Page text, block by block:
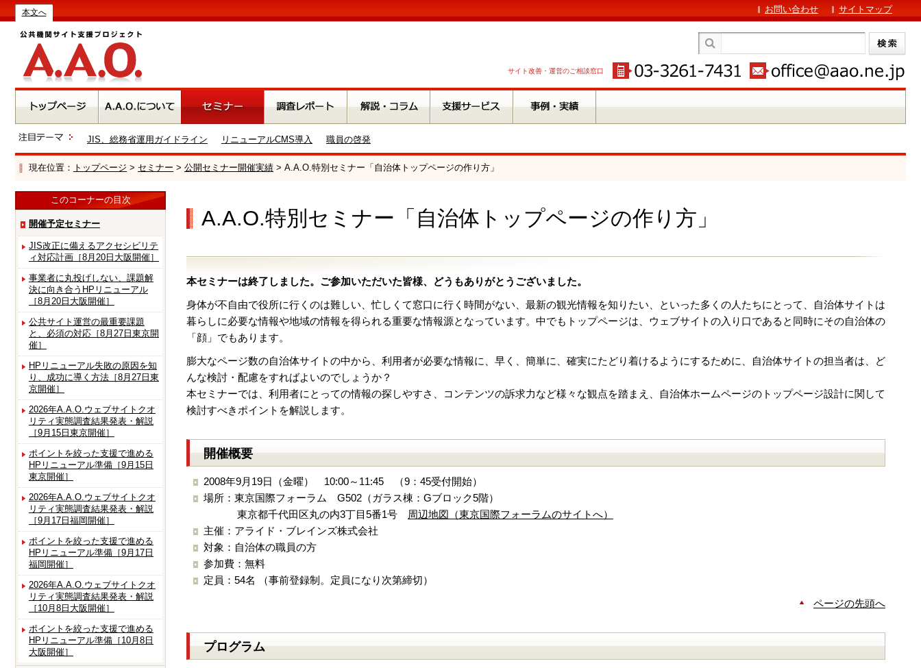
本文へ お問い合わせ サイトマップ
サイト改善・運営のご相談窓口
JIS、総務省運用ガイドライン リニューアルCMS導入 職員の啓発
現在位置： トップページ > セミナー > 公開セミナー開催実績 > A.A.O.特別セミナー「自治体トップページの作り方」
このコーナーの目次
開催予定セミナー
JIS改正に備えるアクセシビリテ
ィ対応計画［8月20日大阪開催］
事業者に丸投げしない、課題解
決に向き合うHPリニューアル
［8月20日大阪開催］
公共サイト運営の最重要課題
と、必須の対応［8月27日東京開
催］
HPリニューアル失敗の原因を知
り、成功に導く方法［8月27日東
京開催］
2026年A.A.O.ウェブサイトクオ
リティ実態調査結果発表・解説
［9月15日東京開催］
ポイントを絞った支援で進める
HPリニューアル準備［9月15日
東京開催］
2026年A.A.O.ウェブサイトクオ
リティ実態調査結果発表・解説
［9月17日福岡開催］
ポイントを絞った支援で進める
HPリニューアル準備［9月17日
福岡開催］
2026年A.A.O.ウェブサイトクオ
リティ実態調査結果発表・解説
［10月8日大阪開催］
ポイントを絞った支援で進める
HPリニューアル準備［10月8日
大阪開催］
A.A.O.特別セミナー「自治体トップページの作り方」
本セミナーは終了しました。ご参加いただいた皆様、どうもありがとうございました。
身体が不自由で役所に行くのは難しい、忙しくて窓口に行く時間がない、最新の観光情報を知りたい、といった多くの人たちにとって、自治体サイトは
暮らしに必要な情報や地域の情報を得られる重要な情報源となっています。中でもトップページは、ウェブサイトの入り口であると同時にその自治体の
「顔」でもあります。
膨大なページ数の自治体サイトの中から、利用者が必要な情報に、早く、簡単に、確実にたどり着けるようにするために、自治体サイトの担当者は、ど
んな検討・配慮をすればよいのでしょうか？
本セミナーでは、利用者にとっての情報の探しやすさ、コンテンツの訴求力など様々な観点を踏まえ、自治体ホームページのトップページ設計に関して
検討すべきポイントを解説します。
開催概要
2008年9月19日（金曜） 10:00～11:45 （9：45受付開始）
場所：東京国際フォーラム G502（ガラス棟：Gブロック5階）
東京都千代田区丸の内3丁目5番1号
周辺地図（東京国際フォーラムのサイトへ）
主催：アライド・ブレインズ株式会社
対象：自治体の職員の方
参加費：無料
定員：54名 （事前登録制。定員になり次第締切）
ページの先頭へ
プログラム